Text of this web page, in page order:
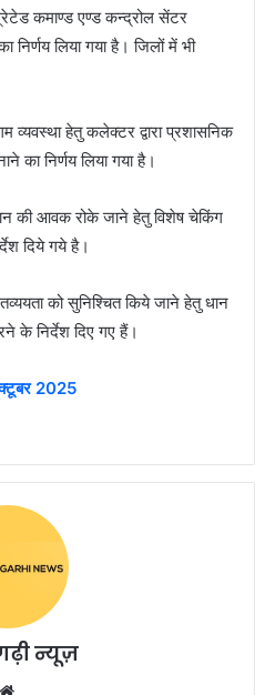
कमाण्ड एण्ड कन्द्रोल सेंटर
निर्णय लिया गया है। जिलों में भी
हेतु कलेक्टर द्वारा प्रशासनिक
का निर्णय लिया गया है।
की आवक रोके जाने हेतु विशेष चेकिंग
दिये गये है।
को सुनिश्चित किये जाने हेतु धान
के निर्देश दिए गए हैं।
2025
न्यूज़